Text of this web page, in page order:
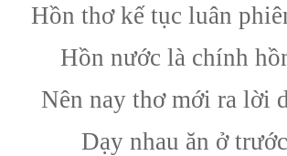
Hồn thơ kế tục luân
Hồn nước là chính
Nên nay thơ mới ra lời
Dạy nhau ăn ở